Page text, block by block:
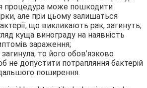
процедура може пошкодити
але при цьому залишаться
що викликають рак, загинуть;
куща винограду на наявність
зараження;
то його обов’язково
не допустити потрапляння бактерій
поширення.